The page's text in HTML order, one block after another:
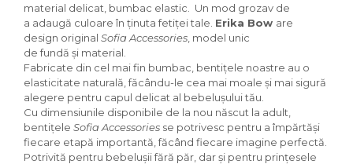
material delicat, bumbac elastic. Un mod grozav de
a adaugă culoare în ținuta fetiței tale. Erika Bow are
design original Sofia Accessories , model unic
de fundă și material.
Fabricate din cel mai fin bumbac, bentițele noastre au o
elasticitate naturală, făcându-le cea mai moale și mai sigură
alegere pentru capul delicat al bebelușului tău.
Cu dimensiunile disponibile de la nou născut la adult,
bentițele Sofia Accessories se potrivesc pentru a împărtăși
fiecare etapă importantă, făcând fiecare imagine perfectă.
Potrivită pentru bebelușii fără păr, dar și pentru prințesele